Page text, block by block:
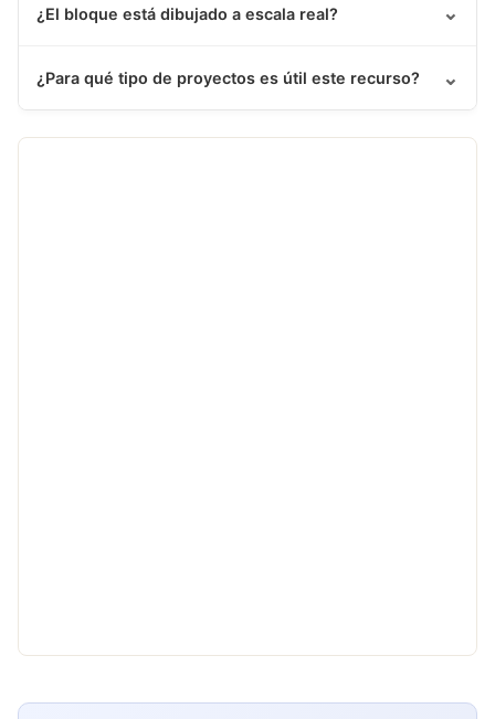
¿El bloque está dibujado a escala real? ⌄
¿Para qué tipo de proyectos es útil este recurso? ⌄